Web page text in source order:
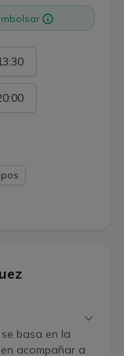
basa en la
acompañar a